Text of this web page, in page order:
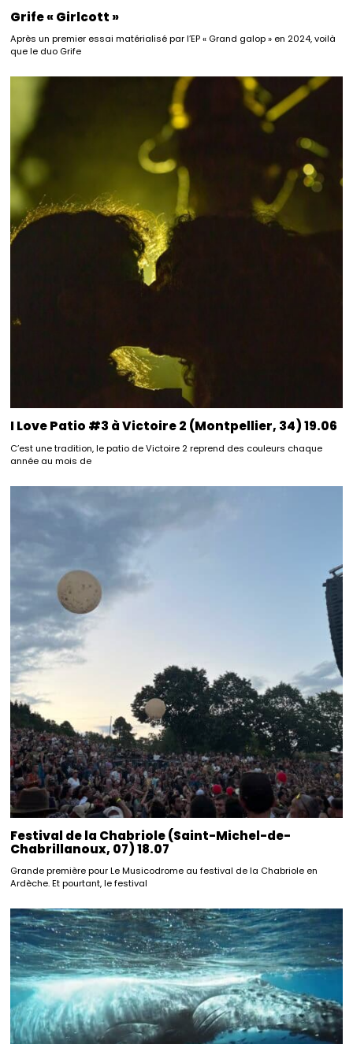
Grife « Girlcott »
Après un premier essai matérialisé par l’EP « Grand galop » en 2024, voilà
que le duo Grife
I Love Patio #3 à Victoire 2 (Montpellier, 34) 19.06
C’est une tradition, le patio de Victoire 2 reprend des couleurs chaque
année au mois de
Festival de la Chabriole (Saint-Michel-de-
Chabrillanoux, 07) 18.07
Grande première pour Le Musicodrome au festival de la Chabriole en
Ardèche. Et pourtant, le festival